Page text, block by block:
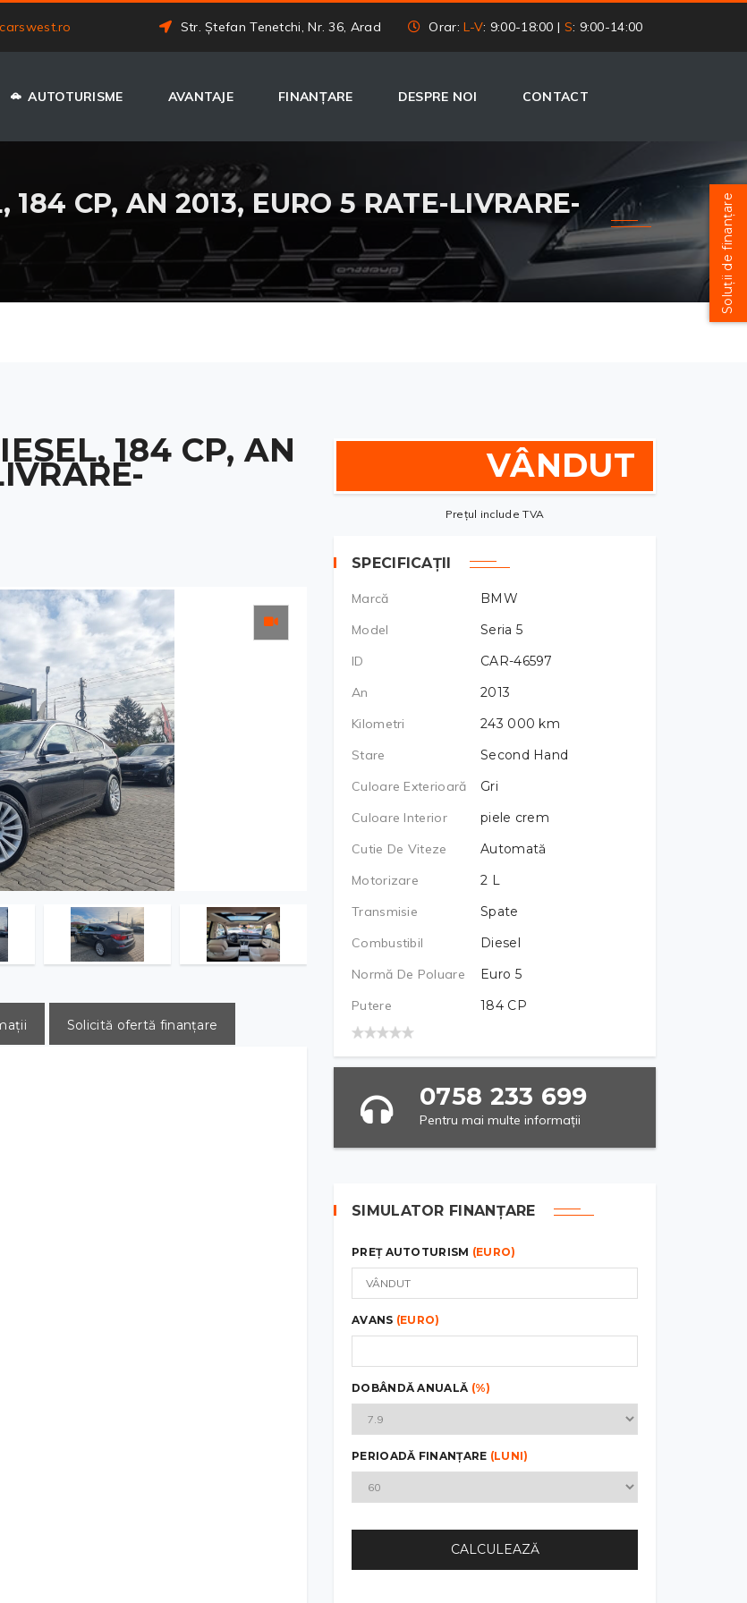
Str. Ștefan Tenetchi, Nr. 36, Arad Orar:L-V: 9:00-18:00 | S: 9:00-14:00
AUTOTURISME AVANTAJE FINANȚARE DESPRE NOI CONTACT
CP, AN 2013, EURO 5 RATE-LIVRARE-
184 CP, AN
Solicită ofertă finanțare
VÂNDUT
Prețul include TVA
SPECIFICAȚII
Marcă
BMW
Model
Seria 5
ID
CAR-46597
An
2013
Kilometri
243 000 km
Stare
Second Hand
Culoare Exterioară
Gri
Culoare Interior
piele crem
Cutie De Viteze
Automată
Motorizare
2 L
Transmisie
Spate
Combustibil
Diesel
Normă De Poluare
Euro 5
Putere
184CP
0758 233 699
Pentru mai multe informații
SIMULATOR FINANȚARE
PREȚ AUTOTURISM (EURO)
AVANS (EURO)
DOBÂNDĂ ANUALĂ (%)
PERIOADĂ FINANȚARE (LUNI)
CALCULEAZĂ
Soluții de finanțare